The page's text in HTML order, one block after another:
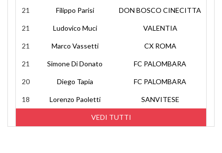
VEDI TUTTI
21 Filippo Parisi DON BOSCO CINECITTA
21 Ludovico Muci VALENTIA
21 Marco Vassetti CX ROMA
21 Simone Di Donato FC PALOMBARA
20 Diego Tapia FC PALOMBARA
18 Lorenzo Paoletti SANVITESE